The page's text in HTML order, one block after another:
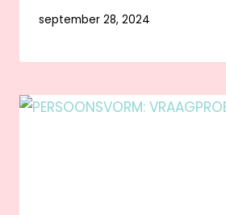
september 28, 2024